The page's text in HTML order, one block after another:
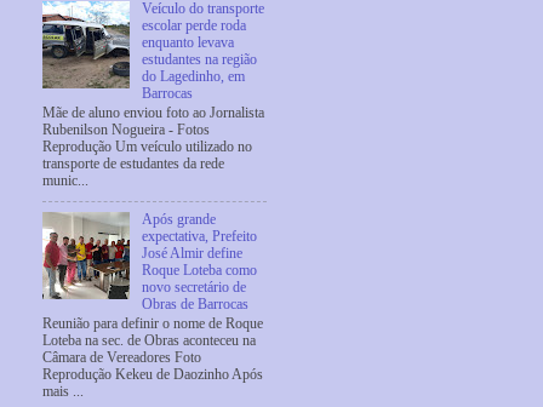
Veículo do transporte
escolar perde roda
enquanto levava
estudantes na região
do Lagedinho, em
Barrocas
Mãe de aluno enviou foto ao Jornalista
Rubenilson Nogueira - Fotos
Reprodução Um veículo utilizado no
transporte de estudantes da rede
munic...
Após grande
expectativa, Prefeito
José Almir define
Roque Loteba como
novo secretário de
Obras de Barrocas
Reunião para definir o nome de Roque
Loteba na sec. de Obras aconteceu na
Câmara de Vereadores Foto
Reprodução Kekeu de Daozinho Após
mais ...